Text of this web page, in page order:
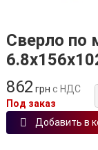
Сверло по
862 грн с НДС
Под заказ
Добавить в